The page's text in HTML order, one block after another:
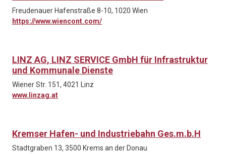
Freudenauer Hafenstraße 8-10, 1020 Wien
https://www.wiencont.com/
LINZ AG, LINZ SERVICE GmbH für Infrastruktur
und Kommunale Dienste
Wiener Str. 151, 4021 Linz
www.linzag.at
Kremser Hafen- und Industriebahn Ges.m.b.H
Stadtgraben 13, 3500 Krems an der Donau